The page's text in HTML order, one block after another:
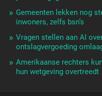
Gemeenten lekken nog
inwoners, zelfs bsn’s
Vragen stellen aan AI
ontslagvergoeding
Amerikaanse rechters
hun wetgeving overtreedt